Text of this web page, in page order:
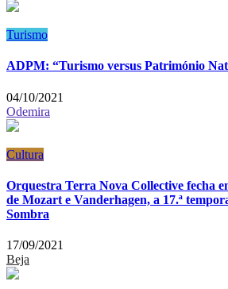
Turismo
ADPM: “Turismo versus Património
04/10/2021
Odemira
Cultura
Orquestra Terra Nova Collective fecha
de Mozart e Vanderhagen, a 17.ª
Sombra
17/09/2021
Beja